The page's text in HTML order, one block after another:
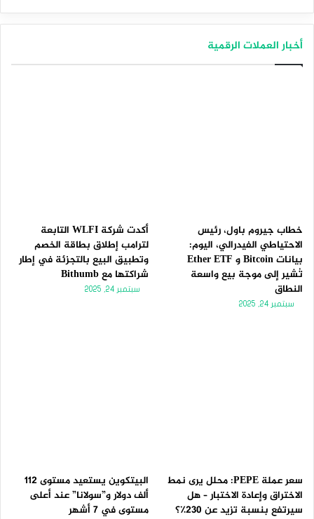
أخبار العملات الرقمية
خطاب جيروم باول، رئيس
الاحتياطي الفيدرالي، اليوم:
بيانات Bitcoin و Ether ETF
تُشير إلى موجة بيع واسعة
النطاق
سبتمبر 24, 2025
أكدت شركة WLFI التابعة
لترامب إطلاق بطاقة الخصم
وتطبيق البيع بالتجزئة في إطار
شراكتها مع Bithumb
سبتمبر 24, 2025
سعر عملة PEPE: محلل يرى نمط
الاختراق وإعادة الاختبار – هل
سيرتفع بنسبة تزيد عن 230٪؟
البيتكوين يستعيد مستوى 112
ألف دولار و”سولانا” عند أعلى
مستوى في 7 أشهر